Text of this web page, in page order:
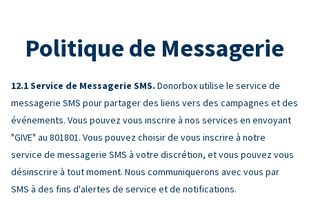
Politique de Messagerie
Service de Messagerie SMS. Donorbox utilise le service de
messagerie SMS pour partager des liens vers des campagnes et des
événements. Vous pouvez vous inscrire à nos services en envoyant
"GIVE" au 801801. Vous pouvez choisir de vous inscrire à notre
service de messagerie SMS à votre discrétion, et vous pouvez vous
désinscrire à tout moment. Nous communiquerons avec vous par
SMS à des fins d'alertes de service et de notifications.